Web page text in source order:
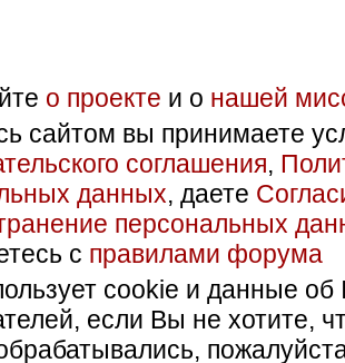
о проекте и о нашей
сайтом вы принимаете
соглашения,
данных, даете
персональных
с правилами форума
cookie и данные об
если Вы не хотите,